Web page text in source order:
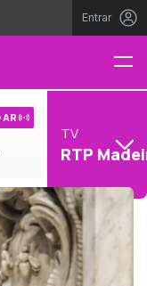
Entrar
AR
TV
RTP